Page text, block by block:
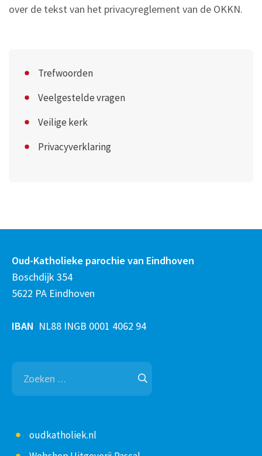
over de tekst van het privacyreglement van de OKKN.
Trefwoorden
Veelgestelde vragen
Veilige kerk
Privacyverklaring
Oud-Katholieke parochie van Eindhoven
Boschdijk 354
5622 PA Eindhoven
IBAN NL88 INGB 0001 4062 94
Zoeken
naar:
oudkatholiek.nl